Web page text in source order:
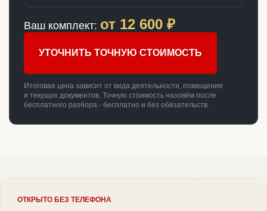
Ваш комплект: от 12 600 ₽
УТОЧНИТЬ ТОЧНУЮ СТОИМОСТЬ
Итоговая цена зависит от вида деятельности, помещения
и текущих документов. Точную стоимость назовём после
бесплатного разбора - бесплатно и без обязательств.
ОТКРЫТО БЕЗ ТЕЛЕФОНА